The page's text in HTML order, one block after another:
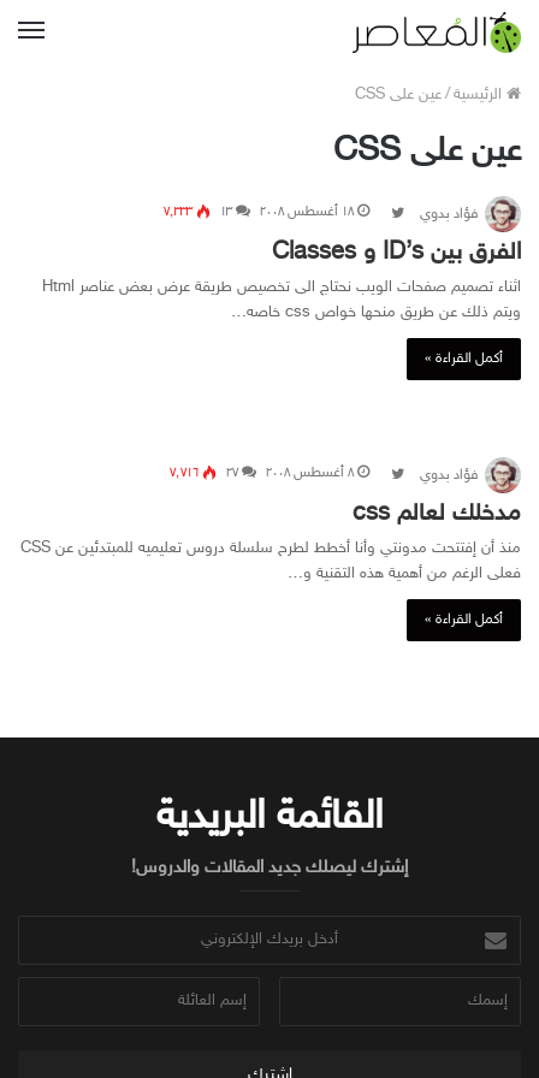
الرئيسية/عين على CSS
عين على CSS
فؤاد بدوي Follow on Twitter
۱۸ أغسطس ۲۰۰۸ ۱۳ ۷٬۳۳۳
الفرق بين ID’s و Classes
اثناء تصميم صفحات الويب نحتاج الى تخصيص طريقة عرض بعض عناصر Html
ويتم ذلك عن طريق منحها خواص css خاصه…
أكمل القراءة »
فؤاد بدوي Follow on Twitter
۸ أغسطس ۲۰۰۸ ۲۷ ۷٬۷۱٦
مدخلك لعالم css
منذ أن إفتتحت مدونتي وأنا أخطط لطرح سلسلة دروس تعليميه للمبتدئين عن CSS
فعلى الرغم من أهمية هذه التقنية و…
أكمل القراءة »
القائمة البريدية
إشترك ليصلك جديد المقالات والدروس!
بريدك
العائلة